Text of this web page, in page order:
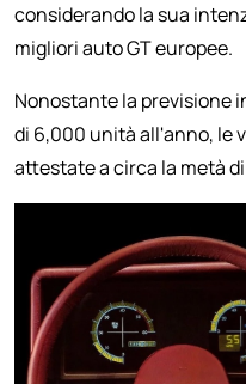
considerando la sua
migliori auto GT europee.
Nonostante la previsione
di 6,000 unità all'anno, le
attestate a circa la metà